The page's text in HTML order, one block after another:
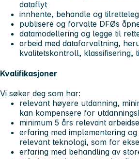
dataflyt
innhente, behandle og
publisere og forvalte DFØs
datamodellering og legge til
arbeid med dataforvaltning,
kvalitetskontroll, klassifisering,
Kvalifikasjoner
Vi søker deg som har:
relevant høyere utdanning,
kan kompensere for
minimum 5 års relevant
erfaring med implementering
relevant teknologi, som for
erfaring med behandling av